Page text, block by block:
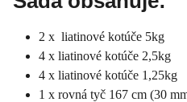
2 x liatinové kotúče 5kg
4 x liatinové kotúče 2,5kg
4 x liatinové kotúče 1,25kg
1 x rovná tyč 167 cm (30